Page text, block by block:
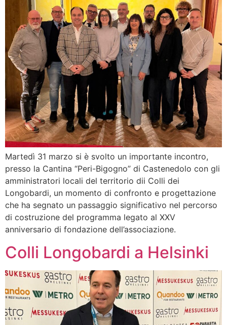
Martedì 31 marzo si è svolto un importante incontro,
presso la Cantina “Peri-Bigogno” di Castenedolo con gli
amministratori locali del territorio dii Colli dei
Longobardi, un momento di confronto e progettazione
che ha segnato un passaggio significativo nel percorso
di costruzione del programma legato al XXV
anniversario di fondazione dell’associazione.
Colli Longobardi a Helsinki